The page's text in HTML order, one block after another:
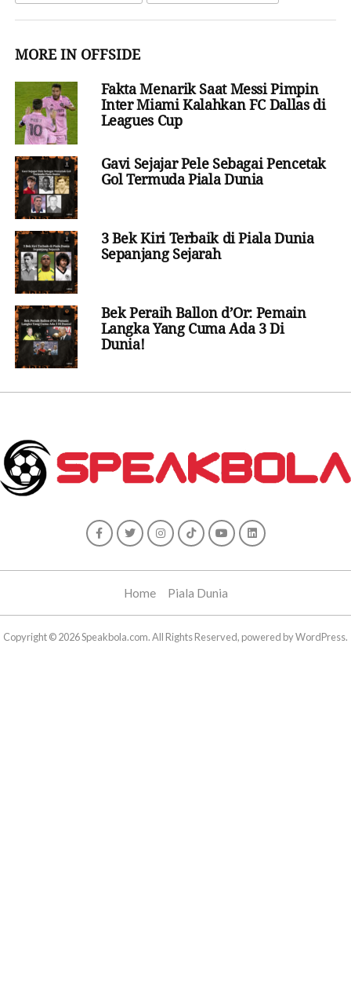
MORE IN OFFSIDE
Fakta Menarik Saat Messi Pimpin
Inter Miami Kalahkan FC Dallas di
Leagues Cup
Gavi Sejajar Pele Sebagai Pencetak
Gol Termuda Piala Dunia
3 Bek Kiri Terbaik di Piala Dunia
Sepanjang Sejarah
Bek Peraih Ballon d’Or: Pemain
Langka Yang Cuma Ada 3 Di
Dunia!
Home Piala Dunia
Copyright © 2026 Speakbola.com. All Rights Reserved, powered by WordPress.